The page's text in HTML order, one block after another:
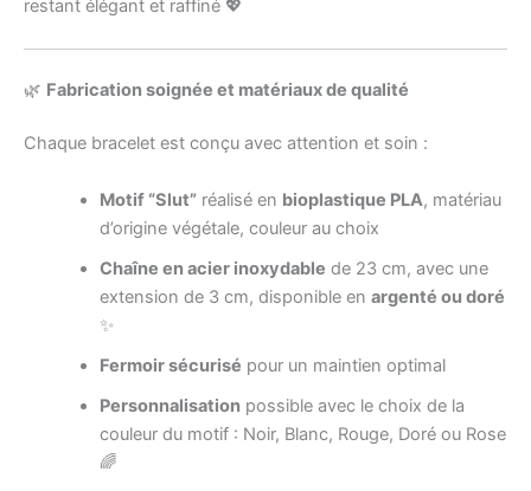
restant élégant et raffiné 💖
🌿 Fabrication soignée et matériaux de qualité
Chaque bracelet est conçu avec attention et soin :
Motif “Slut”réalisé en bioplastique PLA, matériau
d’origine végétale, couleur au choix
Chaîne en acier inoxydable de 23 cm, avec une
extension de 3 cm, disponible en argenté ou doré
✨
Fermoir sécurisé pour un maintien optimal
Personnalisationpossible avec le choix de la
couleur du motif : Noir, Blanc, Rouge, Doré ou Rose
🌈